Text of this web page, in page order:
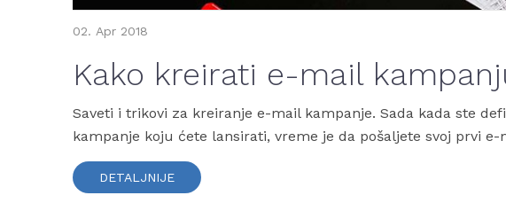
02. Apr 2018
Kako kreirati e-mail
Saveti i trikovi za kreiranje e-mail kampanje. Sada kada ste
kampanje koju ćete lansirati, vreme je da pošaljete svoj prvi e-
DETALJNIJE